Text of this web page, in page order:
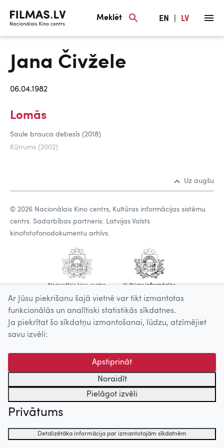
Meklēt EN LV
Jana Čivžele
06.04.1982
Lomās
Saule brauca debesīs (2018)
Kūtrums (2002)
Uz augšu
© 2026 Nacionālais Kino centrs, Kultūras informācijas sistēmu
centrs. Sadarbības partneris: Latvijas Valsts
kinofotofonodokumentu arhīvs.
Ar Jūsu piekrišanu šajā vietnē var tikt izmantotas
funkcionālās un analītiski statistikās sīkdatnes.
Ja piekrītat šo sīkdatņu izmantošanai, lūdzu, atzīmējiet
savu izvēli:
Apstiprināt
Noraidīt
Pielāgot izvēli
Privātums
Detalizētāka informācija par izmantotajām sīkdatnēm